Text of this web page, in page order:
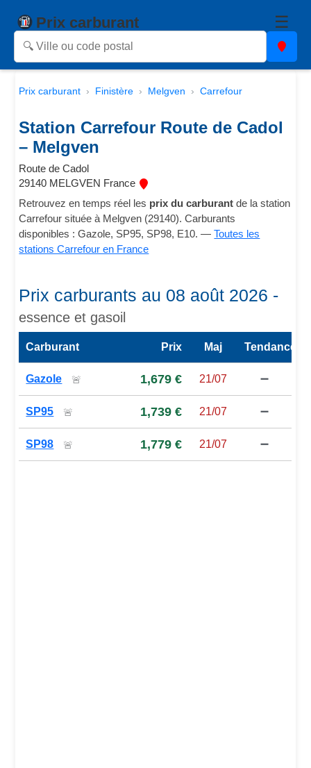
Prix carburant ☰
Prix carburant Finistère Melgven Carrefour
Station Carrefour Route de Cadol
– Melgven
Route de Cadol
29140 MELGVEN France
Retrouvez en temps réel les prix du carburant de la station
Carrefour située à Melgven (29140). Carburants
disponibles : Gazole, SP95, SP98, E10. —Toutes les
stations Carrefour en France
Prix carburants au 08 août 2026 -
essence et gasoil
Carburant Prix Maj Tendance
Gazole 🚨 1,679 € 21/07 ➖
SP95 🚨 1,739 € 21/07 ➖
SP98 🚨 1,779 € 21/07 ➖